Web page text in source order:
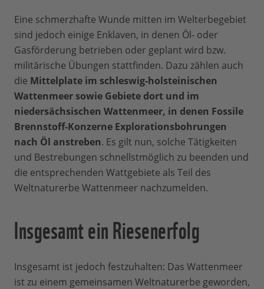
Eine schmerzhafte Wunde mitten im Welterbegebiet
sind jedoch einige Enklaven, in denen Öl- oder
Gasförderung betrieben oder geplant wird bzw.
militärische Übungen stattfinden. Dazu zählen auch
die Mittelplate im schleswig-holsteinischen
Wattenmeer sowie Gebiete dort und im
niedersächsischen Wattenmeer, in denen Fossile
Brennstoff-Konzerne Explorationsbohrungen
nach Öl anstreben. Es gilt nun, solche Tätigkeiten
und Bestrebungen schnellstmöglich zu beenden und
die entsprechenden Wattgebiete als Teil des
Weltnaturerbe Wattenmeer nachzumelden.
Insgesamt ein Riesenerfolg
Insgesamt ist jedoch festzuhalten: Das Wattenmeer
ist zu einem gemeinsamen Weltnaturerbe geworden,